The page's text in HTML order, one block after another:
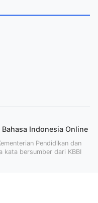
Indonesia Online
Pendidikan dan
kata bersumber dari KBBI